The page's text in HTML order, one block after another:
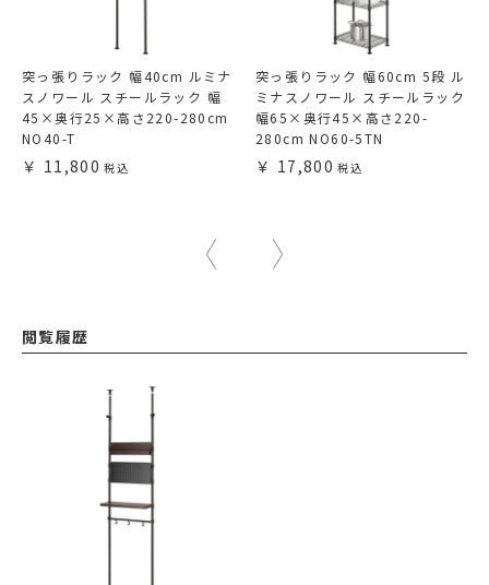
突っ張りラック 幅40cm ルミナ
スノワール スチールラック 幅
45×奥行25×高さ220-280cm
NO40-T
11,800
突っ張りラック 幅60cm 5段 ル
ミナスノワール スチールラック
幅65×奥行45×高さ220-
280cm NO60-5TN
17,800
閲覧履歴